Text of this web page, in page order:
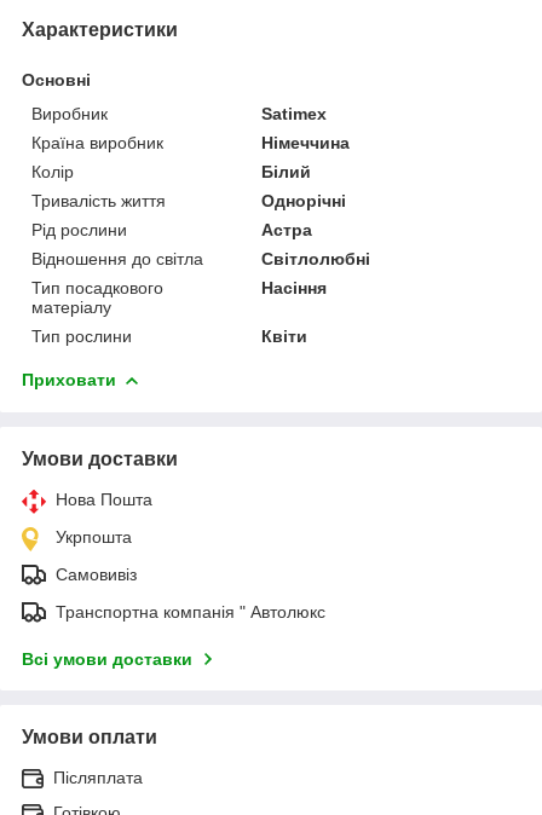
Характеристики
Основні
Виробник
Satimex
Країна виробник
Німеччина
Колір
Білий
Тривалість життя
Однорічні
Рід рослини
Астра
Відношення до світла
Світлолюбні
Тип посадкового
матеріалу
Насіння
Тип рослини Квіти
Приховати
Умови доставки
Нова Пошта
Укрпошта
Самовивіз
Транспортна компанія " Автолюкс
Всі умови доставки
Умови оплати
Післяплата